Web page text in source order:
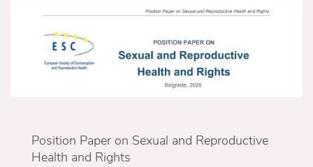
Position Paper on Sexual and Reproductive
Health and Rights